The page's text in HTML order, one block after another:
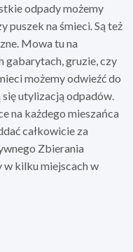
odpady możemy
puszek na śmieci. Są też
Mowa tu na
gabarytach, gruzie, czy
możemy odwieźć do
utylizacją odpadów.
na każdego mieszańca
całkowicie za
Zbierania
w kilku miejscach w